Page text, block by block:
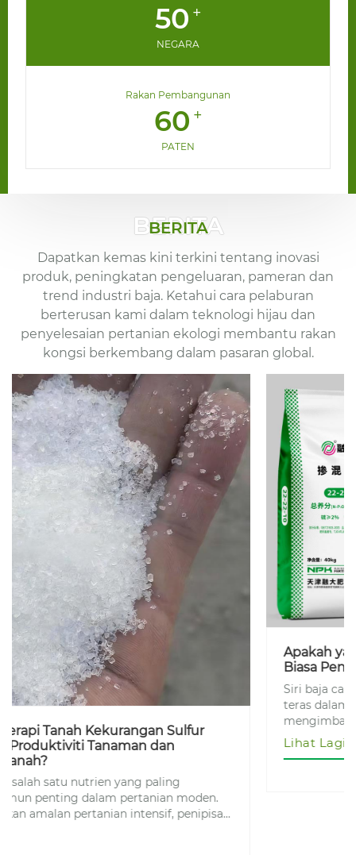
50 +
NEGARA
Rakan Pembangunan
60 +
PATEN
BERITA
BERITA
Dapatkan kemas kini terkini tentang inovasi
produk, peningkatan pengeluaran, pameran dan
trend industri baja. Ketahui cara pelaburan
berterusan kami dalam teknologi hijau dan
penyelesaian pertanian ekologi membantu rakan
kongsi berkembang dalam pasaran global.
Apakah yang Menjadikan siri baja campuran
Biasa Penting untuk Pertanian Moden?
Siri baja campuran Biasa telah menjadi penyelesaian
teras dalam pertanian moden, membantu petani
mengimbangi pemakanan tanah, meningkatkan
hasil tanaman dan mengurangkan kos penanaman
jangka panjang. Apabila permintaan pertanian global
nutrien yang tidak sekata telah menjadi isu kritikal.
Artikel ini meneroka cara baja campuran menangani
cabaran ini, komposisi, kelebihan, kaedah
Lihat Lagi